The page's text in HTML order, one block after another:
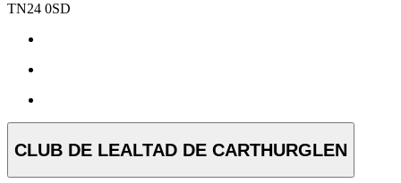
TN24 0SD
CLUB DE LEALTAD DE CARTHURGLEN